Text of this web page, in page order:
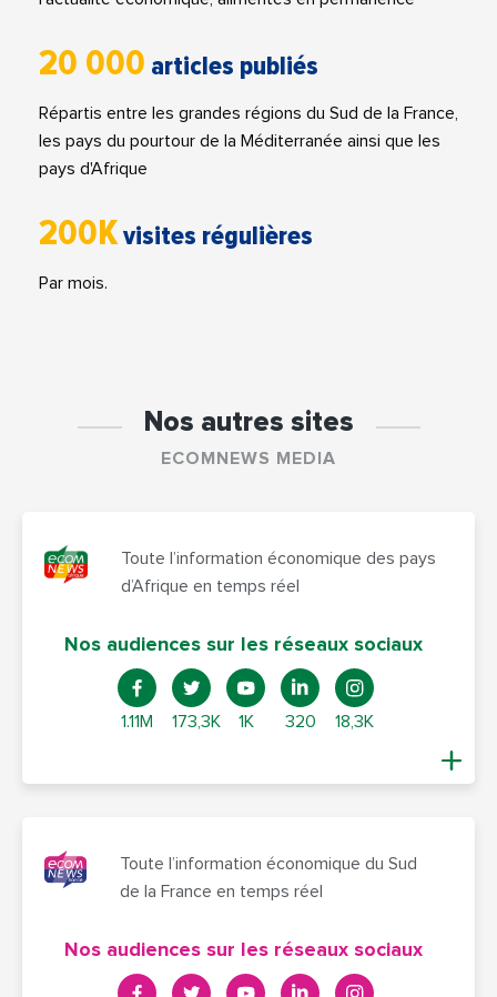
20 000 articles publiés
Répartis entre les grandes régions du Sud de la France,
les pays du pourtour de la Méditerranée ainsi que les
pays d'Afrique
200Kvisites régulières
Par mois.
Nos autres sites
ECOMNEWS MEDIA
Toute l’information économique des pays
d’Afrique en temps réel
Nos audiences sur les réseaux sociaux
1.11M 173,3K 1K 320 18,3K
Toute l’information économique du Sud
de la France en temps réel
Nos audiences sur les réseaux sociaux